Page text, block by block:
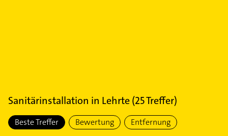
Sanitärinstallation in Lehrte(25Treffer)
Beste Treffer Bewertung Entfernung